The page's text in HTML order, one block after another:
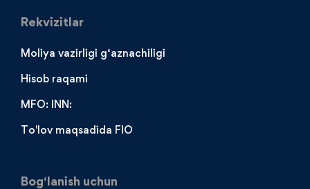
Rekvizitlar
Moliya vazirligi g‘aznachiligi
Hisob raqami
MFO: INN:
To'lov maqsadida FIO
Bog‘lanish uchun